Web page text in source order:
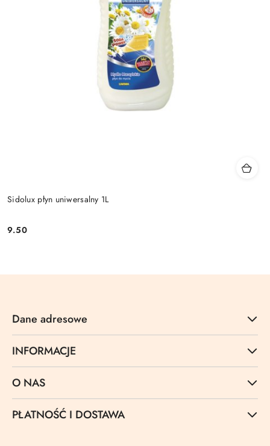
Sidolux płyn uniwersalny 1L
Cena:
9.50
Dane adresowe
INFORMACJE
O NAS
PŁATNOŚĆ I DOSTAWA